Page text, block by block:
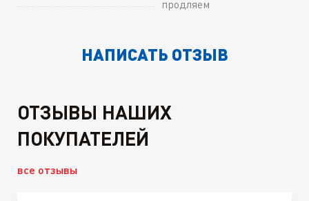
продляем
НАПИСАТЬ ОТЗЫВ
ОТЗЫВЫ НАШИХ
ПОКУПАТЕЛЕЙ
все отзывы